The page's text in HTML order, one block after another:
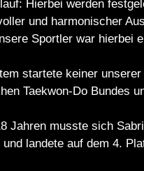
Hierbei werden
und harmonischer
Sportler war hierbei
startete keiner
Taekwon-Do Bundes
Jahren musste sich
landete auf dem 4.